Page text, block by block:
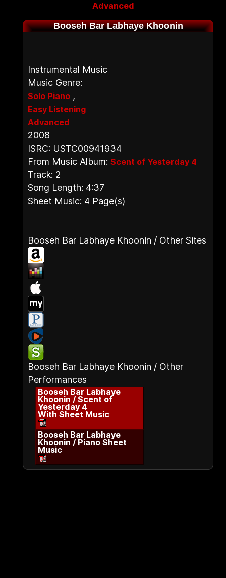
Advanced
Booseh Bar Labhaye Khoonin
Instrumental Music
Music Genre:
Solo Piano ,
Easy Listening
Advanced
2008
ISRC: USTC00941934
From Music Album: Scent of Yesterday 4
Track: 2
Song Length: 4:37
Sheet Music: 4 Page(s)
Booseh Bar Labhaye Khoonin / Other Sites
Booseh Bar Labhaye Khoonin / Other
Performances
Booseh Bar Labhaye
Khoonin / Scent of
Yesterday 4
With Sheet Music
Booseh Bar Labhaye
Khoonin / Piano Sheet
Music